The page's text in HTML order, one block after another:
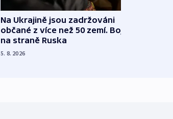
Na Ukrajině jsou zadržováni
občané z více než 50 zemí. Bojovali
na straně Ruska
5. 8. 2026